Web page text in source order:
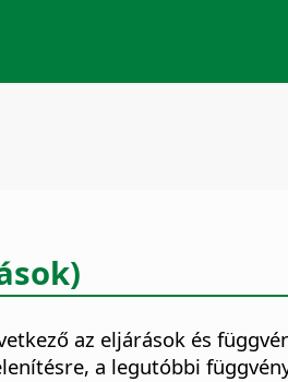
az eljárások és
a legutóbbi